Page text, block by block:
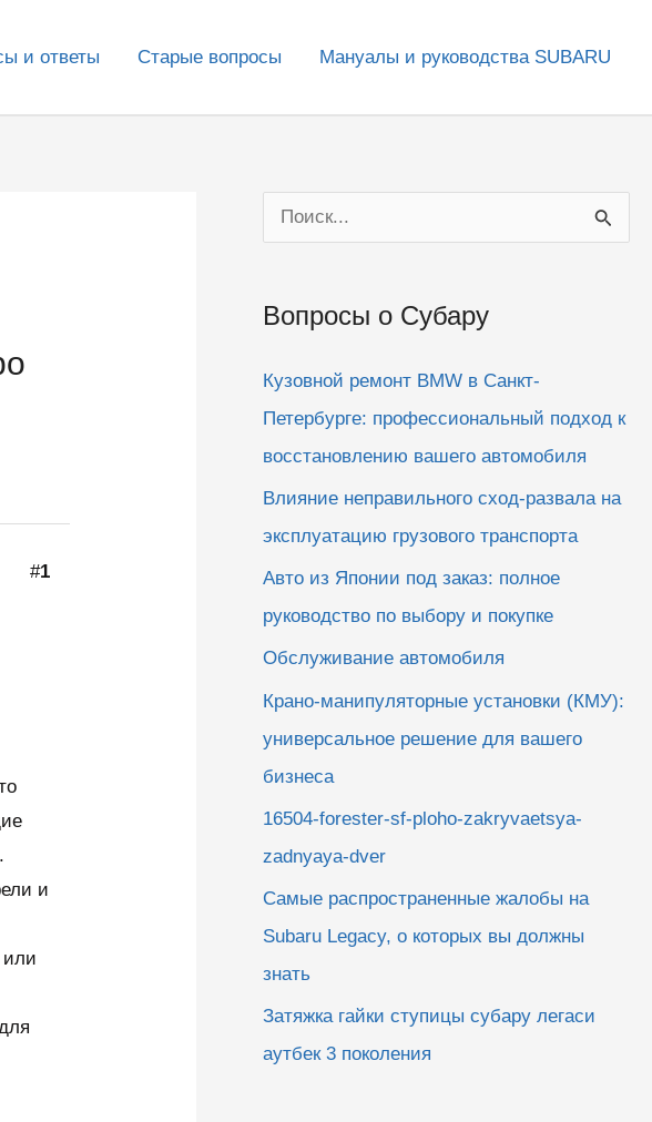
и ответы Старые вопросы Мануалы и руководства SUBARU
#1
и
или
о
с
Вопросы о Субару
Кузовной ремонт BMW в Санкт-
Петербурге: профессиональный подход к
восстановлению вашего автомобиля
Влияние неправильного сход-развала на
эксплуатацию грузового транспорта
Авто из Японии под заказ: полное
руководство по выбору и покупке
Обслуживание автомобиля
Крано-манипуляторные установки (КМУ):
универсальное решение для вашего
бизнеса
16504-forester-sf-ploho-zakryvaetsya-
zadnyaya-dver
Самые распространенные жалобы на
Subaru Legacy, о которых вы должны
знать
Затяжка гайки ступицы субару легаси
аутбек 3 поколения